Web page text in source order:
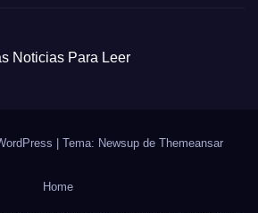
Noticias Para Leer
Tema: Newsup de Themeansar
Home